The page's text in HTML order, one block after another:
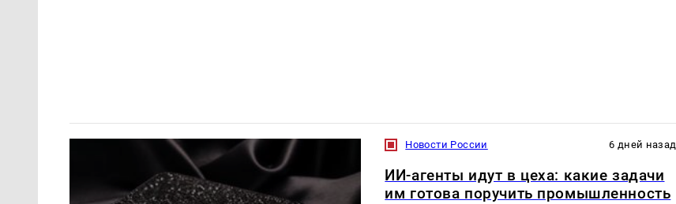
Новости России 6 дней назад
ИИ-агенты идут в цеха: какие задачи
им готова поручить промышленность